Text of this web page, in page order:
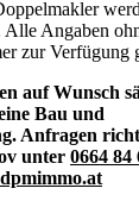
Angaben
zur Verfügung
auf Wunsch
Bau und
Anfragen
unter 0664 84